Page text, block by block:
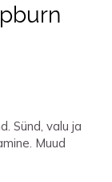
Sünd, valu ja
Muud